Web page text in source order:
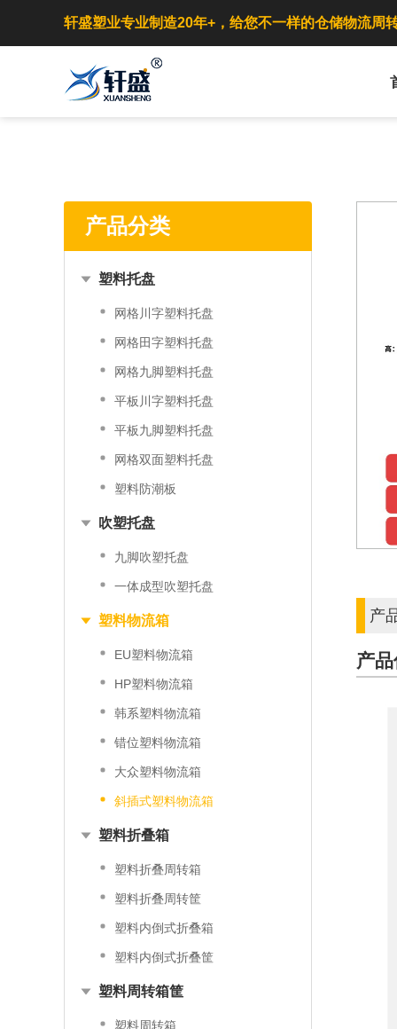
轩盛塑业专业制造20年+，给您不一样的仓储物流周
产品分类
塑料托盘
网格川字塑料托盘
网格田字塑料托盘
网格九脚塑料托盘
平板川字塑料托盘
平板九脚塑料托盘
网格双面塑料托盘
塑料防潮板
吹塑托盘
九脚吹塑托盘
一体成型吹塑托盘
塑料物流箱
EU塑料物流箱
HP塑料物流箱
韩系塑料物流箱
错位塑料物流箱
大众塑料物流箱
斜插式塑料物流箱
塑料折叠箱
塑料折叠周转箱
塑料折叠周转筐
塑料内倒式折叠箱
塑料内倒式折叠筐
塑料周转箱筐
塑料周转箱
产
产